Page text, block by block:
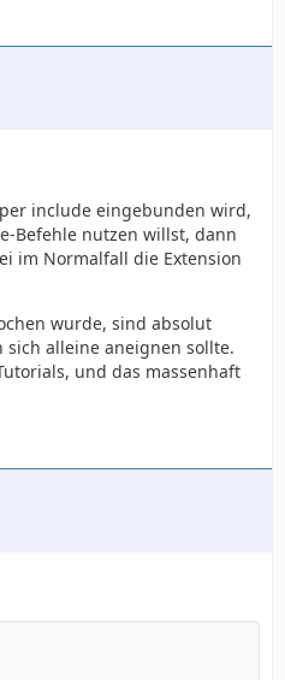
include eingebunden wird,
Befehle nutzen willst, dann
im Normalfall die Extension
wurde, sind absolut
alleine aneignen sollte.
und das massenhaft